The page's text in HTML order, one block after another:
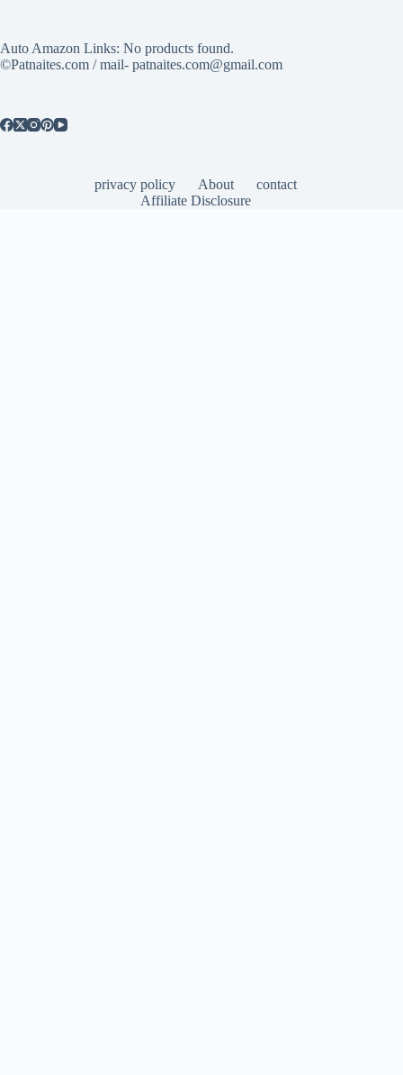
Auto Amazon Links: No products found.
©Patnaites.com / mail- patnaites.com@gmail.com
privacy policy About
contact
Affiliate Disclosure